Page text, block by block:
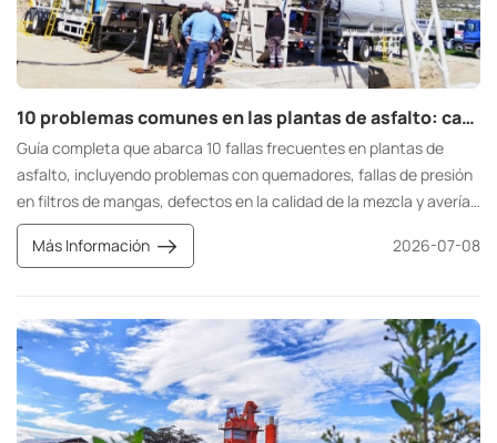
10 problemas comunes en las plantas de asfalto: causas fundamentales, soluciones de mantenimiento y estrategias de prevención.
Guía completa que abarca 10 fallas frecuentes en plantas de
asfalto, incluyendo problemas con quemadores, fallas de presión
en filtros de mangas, defectos en la calidad de la mezcla y averías
en las cintas transportadoras. Analiza las causas raíz, ofrece
soluciones prácticas de mantenimiento y estrategias de
Más Información 2026-07-08